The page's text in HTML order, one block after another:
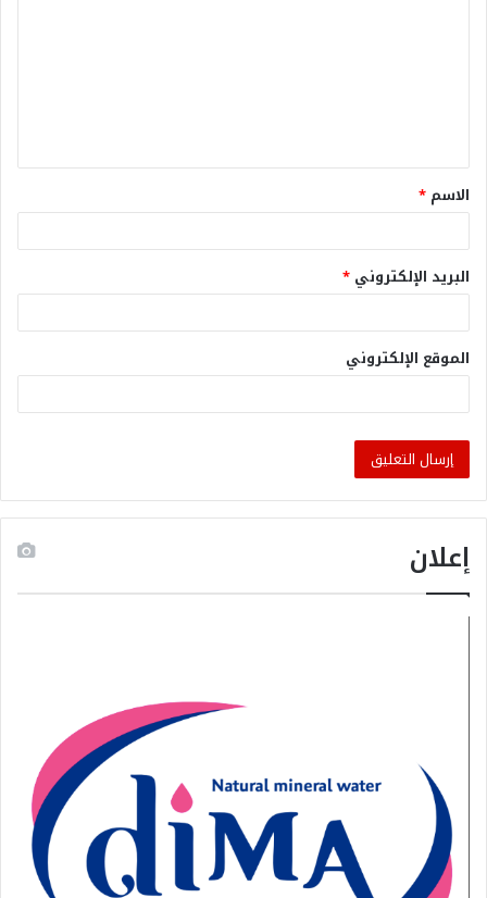
الاسم *
البريد الإلكتروني *
الموقع الإلكتروني
إعلان